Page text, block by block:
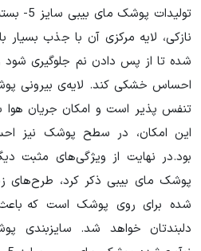
نازکی، لایه مرکزی آن با جذب بسیار
شده تا از پس دادن نم جلوگیری شود
احساس خشکی کند. لایه‌ی بیرونی
تنفس پذیر است و امکان جریان هوا
این امکان، در سطح پوشک نیز
بود.در نهایت از ویژگی‌های مثبت
پوشک مای بیبی ذکر کرد، طرح‌های
شده برای روی پوشک است که باعث
دلبندتان خواهد شد. سایزبندی